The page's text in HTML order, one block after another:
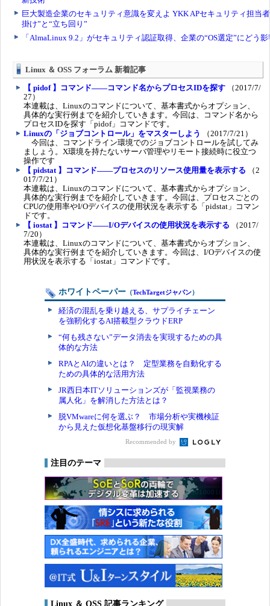
Linux ＆ OSS フォーラム 新着記事
【 pidof 】コマンド――コマンド名からプロセスIDを探す （2017/7/
27）
本連載は、Linuxのコマンドについて、基本書式からオプション、
具体的な実行例までを紹介していきます。今回は、コマンド名から
プロセスIDを探す「pidof」コマンドです。
Linuxの「ジョブコントロール」をマスターしよう
（2017/7/21）
今回は、コマンドライン環境でのジョブコントロールを試してみ
ましょう。X環境を持たないサーバ管理やリモート接続時に役立つ
操作です
【 pidstat 】コマンド――プロセスのリソース使用量を表示する （2
017/7/21）
本連載は、Linuxのコマンドについて、基本書式からオプション、
具体的な実行例までを紹介していきます。今回は、プロセスごとの
CPUの使用率やI/Oデバイスの使用状況を表示する「pidstat」コマン
ドです。
【 iostat 】コマンド――I/Oデバイスの使用状況を表示する （2017/
7/20）
本連載は、Linuxのコマンドについて、基本書式からオプション、
具体的な実行例までを紹介していきます。今回は、I/Oデバイスの使
用状況を表示する「iostat」コマンドです。
ホワイトペーパー （TechTargetジャパン）
経済の混乱を乗り越える、サプライチェーン
を強靭化するAI搭載型クラウドERP
“何も残さない”データ消去を実現するための具
体的な方法
RPAとAIの違いとは？ 定型業務を自動化する
ための具体的な活用方法
JR西日本ITソリューションズが「監視業務の
属人化」を解消した方法とは？
脱VMwareに何を選ぶ？ 市場分析や実機検証
から見えた仮想化基盤移行の現実解
Recommended by
注目のテーマ
Linux ＆ OSS 記事ランキング